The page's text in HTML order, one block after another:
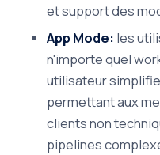
et support des
App Mode: les
n'importe quel
utilisateur
permettant aux
clients non
pipelines